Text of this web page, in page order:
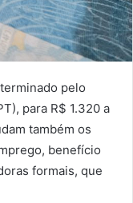
pelo
para R$ 1.320 a
também os
benefício
formais, que